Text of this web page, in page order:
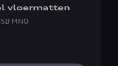
vloermatten
MNO